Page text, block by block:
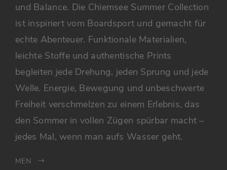
Chiemsee Summer Collection ist inspiriert vom
Boardsport und für echte Sommer-Abenteuer
gemacht. Funktionale Materialien, authentische
Prints und leichte Stoffe sorgen für
Bewegungsfreiheit und Komfort, egal ob auf
dem Surfboard, am Strand oder beim Erkunden
neuer Spots. Jeder Moment kann zum Erlebnis
werden – Energie, Action und unbeschwerte
Sommertage inklusive. Chiemsee begleitet
und Balance. Die Chiemsee Summer Collection
ist inspiriert vom Boardsport und gemacht für
echte Abenteuer. Funktionale Materialien,
leichte Stoffe und authentische Prints
begleiten jede Drehung, jeden Sprung und jede
Welle. Energie, Bewegung und unbeschwerte
Freiheit verschmelzen zu einem Erlebnis, das
den Sommer in vollen Zügen spürbar macht –
jedes Mal, wenn man aufs Wasser geht.
MEN